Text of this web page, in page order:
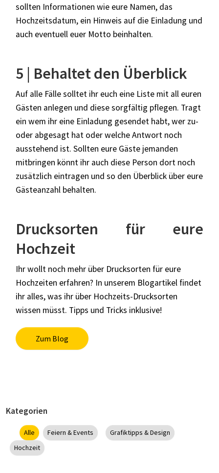
sollten Informationen wie eure Namen, das
Hochzeitsdatum, ein Hinweis auf die Einladung und
auch eventuell euer Motto beinhalten.
5 | Behaltet den Überblick
Auf alle Fälle solltet ihr euch eine Liste mit all euren
Gästen anlegen und diese sorgfältig pflegen. Tragt
ein wem ihr eine Einladung gesendet habt, wer zu-
oder abgesagt hat oder welche Antwort noch
ausstehend ist. Sollten eure Gäste jemanden
mitbringen könnt ihr auch diese Person dort noch
zusätzlich eintragen und so den Überblick über eure
Gästeanzahl behalten.
Drucksorten für eure
Hochzeit
Ihr wollt noch mehr über Drucksorten für eure
Hochzeiten erfahren? In unserem Blogartikel findet
ihr alles, was ihr über Hochzeits-Drucksorten
wissen müsst. Tipps und Tricks inklusive!
Zum Blog
Kategorien
Alle Feiern & Events
Grafiktipps & Design
Hochzeit